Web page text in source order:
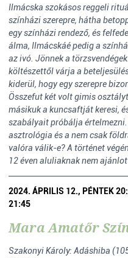
Ilmácska szokásos reggeli
színházi szerepre, hátha
egy színházi rendező, és
álma, Ilmácskáé pedig a
az ivó. Jönnek a
költészettől várja a
kiderül, hogy egy szerepre
Összefut két volt gimis
másikuk a kuncsaftját keresi,
szabályait próbálja értelmezni.
asztrológia és a nem csak
valóra válik-e? A történet
12 éven aluliaknak nem
2024. ÁPRILIS 12., PÉNTEK
21:45
Mara Amatőr
Szakonyi Károly: Adáshiba